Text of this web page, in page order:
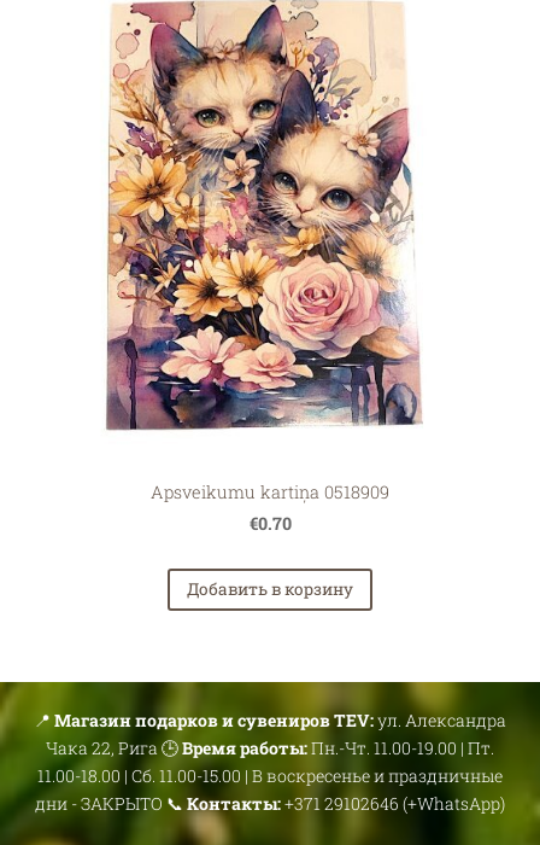
Apsveikumu kartiņa 0518909
€0.70
Добавить в корзину
📍 Магазин подарков и сувениров TEV:ул. Александра
Чака 22, Рига 🕒Время работы:Пн.-Чт. 11.00-19.00 | Пт.
11.00-18.00 | Сб. 11.00-15.00 | В воскресенье и праздничные
дни - ЗАКРЫТО 📞 Контакты:+371 29102646 (+WhatsApp)